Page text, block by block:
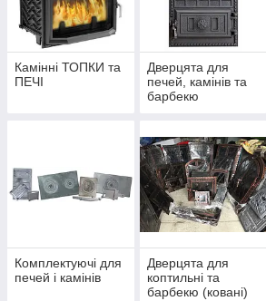
Камінні ТОПКИ та
ПЕЧІ
Дверцята для
печей, камінів та
барбекю
Комплектуючі для
печей і камінів
Дверцята для
коптильні та
барбекю (ковані)